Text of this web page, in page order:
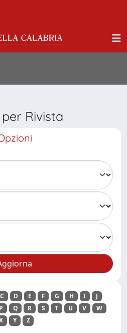
Rivista
C D E F G H I
J
P Q R S T U V
W
Y Z